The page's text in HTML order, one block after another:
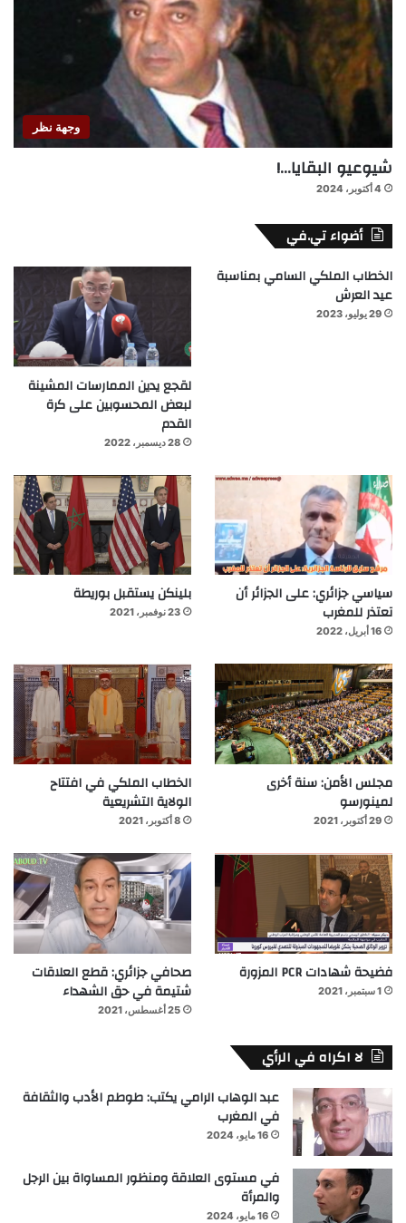
وجهة نظر
شيوعيو البقايا…!
4 أكتوبر، 2024
أضواء تي.في
الخطاب الملكي السامي بمناسبة
عيد العرش
29 يوليو، 2023
لقجع يدين الممارسات المشينة
لبعض المحسوبين على كرة
القدم
28 ديسمبر، 2022
سياسي جزائري: على الجزائر أن
تعتذر للمغرب
16 أبريل، 2022
بلينكن يستقبل بوريطة
23 نوفمبر، 2021
مجلس الأمن: سنة أخرى
لمينورسو
29 أكتوبر، 2021
الخطاب الملكي في افتتاح
الولاية التشريعية
8 أكتوبر، 2021
فضيحة شهادات PCR المزورة
1 سبتمبر، 2021
صحافي جزائري: قطع العلاقات
شتيمة في حق الشهداء
25 أغسطس، 2021
لا اكراه في الرأي
عبد الوهاب الرامي يكتب: طوطم الأدب والثقافة
في المغرب
16 مايو، 2024
في مستوى العلاقة ومنظور المساواة بين الرجل
والمرأة
16 مايو، 2024